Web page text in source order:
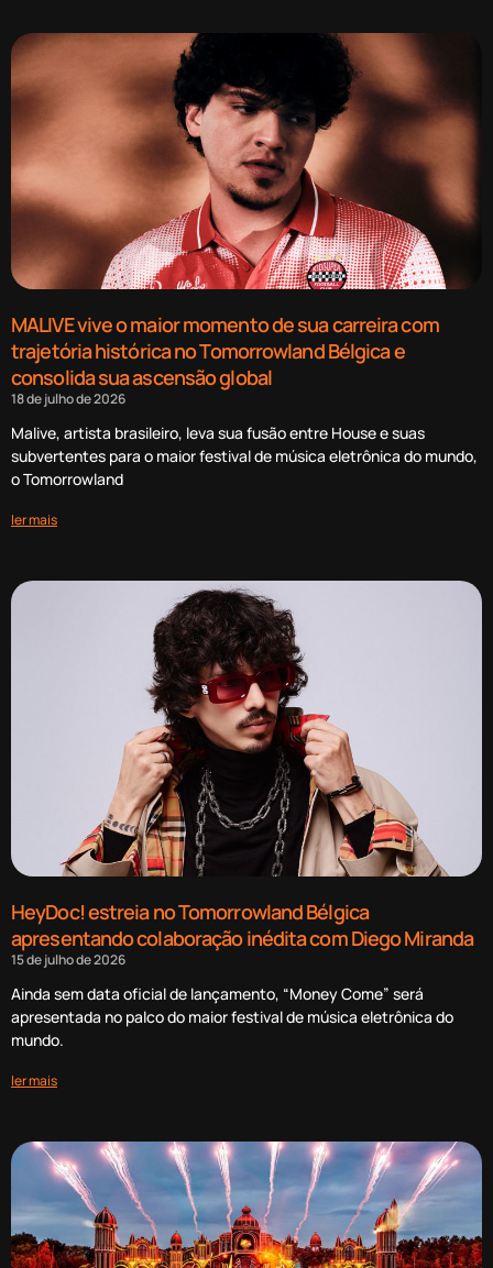
MALIVE vive o maior momento de sua carreira com
trajetória histórica no Tomorrowland Bélgica e
consolida sua ascensão global
18 de julho de 2026
Malive, artista brasileiro, leva sua fusão entre House e suas
subvertentes para o maior festival de música eletrônica do mundo,
o Tomorrowland
ler mais
HeyDoc! estreia no Tomorrowland Bélgica
apresentando colaboração inédita com Diego Miranda
15 de julho de 2026
Ainda sem data oficial de lançamento, “Money Come” será
apresentada no palco do maior festival de música eletrônica do
mundo.
ler mais